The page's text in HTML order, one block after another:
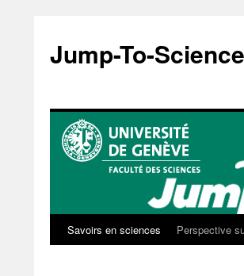
contenu
Jump-To-Science
Savoirs en sciences Perspective